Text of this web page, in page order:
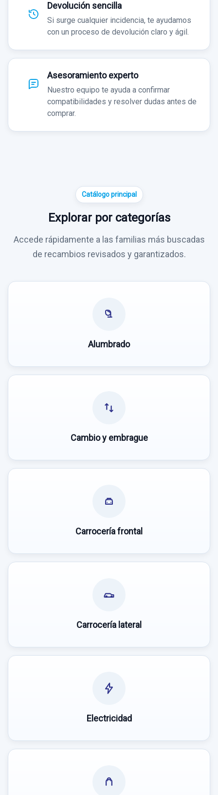
Devolución sencilla
Si surge cualquier incidencia, te ayudamos
con un proceso de devolución claro y ágil.
Asesoramiento experto
Nuestro equipo te ayuda a confirmar
compatibilidades y resolver dudas antes de
comprar.
Catálogo principal
Explorar por categorías
Accede rápidamente a las familias más buscadas
de recambios revisados y garantizados.
Alumbrado
Cambio y embrague
Carrocería frontal
Carrocería lateral
Electricidad